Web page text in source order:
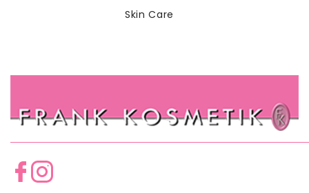
Skin Care